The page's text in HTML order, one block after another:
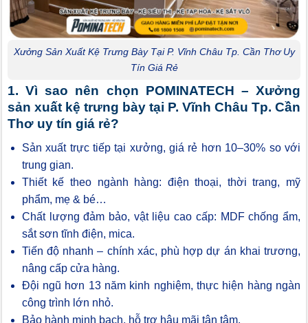
Xưởng Sản Xuất Kệ Trưng Bày Tại P. Vĩnh Châu Tp. Cần Thơ Uy
Tín Giá Rẻ
1. Vì sao nên chọn POMINATECH – Xưởng
sản xuất kệ trưng bày tại P. Vĩnh Châu Tp. Cần
Thơ uy tín giá rẻ?
Sản xuất trực tiếp tại xưởng, giá rẻ hơn 10–30% so với
trung gian.
Thiết kế theo ngành hàng: điện thoại, thời trang, mỹ
phẩm, mẹ & bé…
Chất lượng đảm bảo, vật liệu cao cấp: MDF chống ẩm,
sắt sơn tĩnh điện, mica.
Tiến độ nhanh – chính xác, phù hợp dự án khai trương,
nâng cấp cửa hàng.
Đội ngũ hơn 13 năm kinh nghiệm, thực hiện hàng ngàn
công trình lớn nhỏ.
Bảo hành minh bạch, hỗ trợ hậu mãi tận tâm.